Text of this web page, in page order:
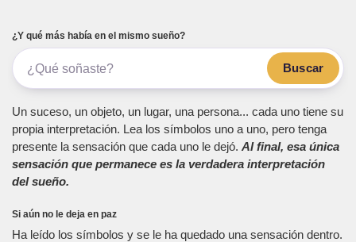
¿Y qué más había en el mismo sueño?
Buscar
Un suceso, un objeto, un lugar, una persona... cada uno tiene su
propia interpretación. Lea los símbolos uno a uno, pero tenga
presente la sensación que cada uno le dejó. Al final, esa única
sensación que permanece es la verdadera interpretación
del sueño.
Si aún no le deja en paz
Ha leído los símbolos y se le ha quedado una sensación dentro.